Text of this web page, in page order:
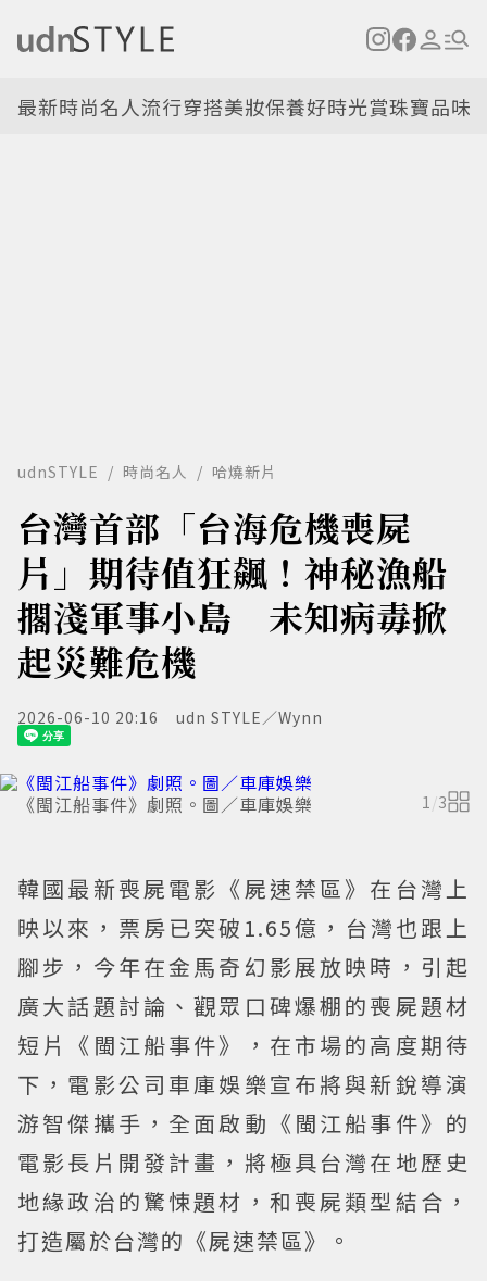
最新時尚名人流行穿搭美妝保養好時光賞珠寶品味
udnSTYLE 時尚名人 哈燒新片
台灣首部「台海危機喪屍
片」期待值狂飆！神秘漁船
擱淺軍事小島 未知病毒掀
起災難危機
2026-06-10 20:16 udn STYLE／Wynn
《閩江船事件》劇照。圖／車庫娛樂 1/3
韓國最新喪屍電影《屍速禁區》在台灣上
映以來，票房已突破1.65億，台灣也跟上
腳步，今年在金馬奇幻影展放映時，引起
廣大話題討論、觀眾口碑爆棚的喪屍題材
短片《閩江船事件》，在市場的高度期待
下，電影公司車庫娛樂宣布將與新銳導演
游智傑攜手，全面啟動《閩江船事件》的
電影長片開發計畫，將極具台灣在地歷史
地緣政治的驚悚題材，和喪屍類型結合，
打造屬於台灣的《屍速禁區》。